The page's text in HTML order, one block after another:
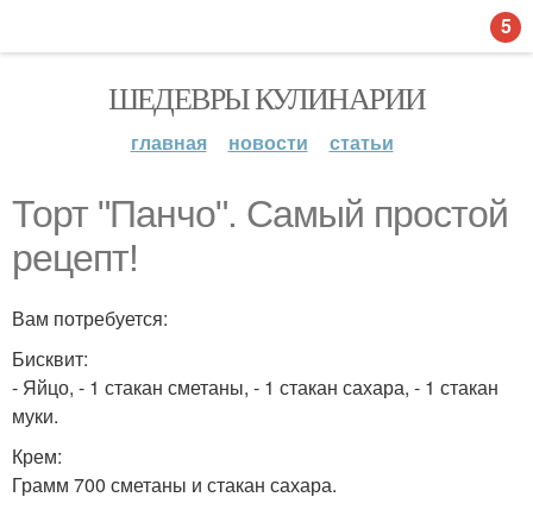
ШЕДЕВРЫ КУЛИНАРИИ
главная новости статьи
Торт "Панчо". Самый простой
рецепт!
Вам потребуется:
Бисквит:
- Яйцо, - 1 стакан сметаны, - 1 стакан сахара, - 1 стакан
муки.
Крем:
Грамм 700 сметаны и стакан сахара.
5